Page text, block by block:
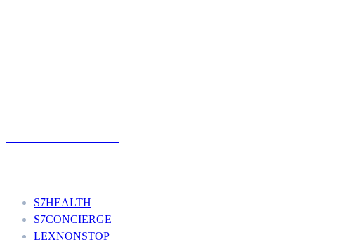
S7HEALTH
S7CONCIERGE
LEXNONSTOP